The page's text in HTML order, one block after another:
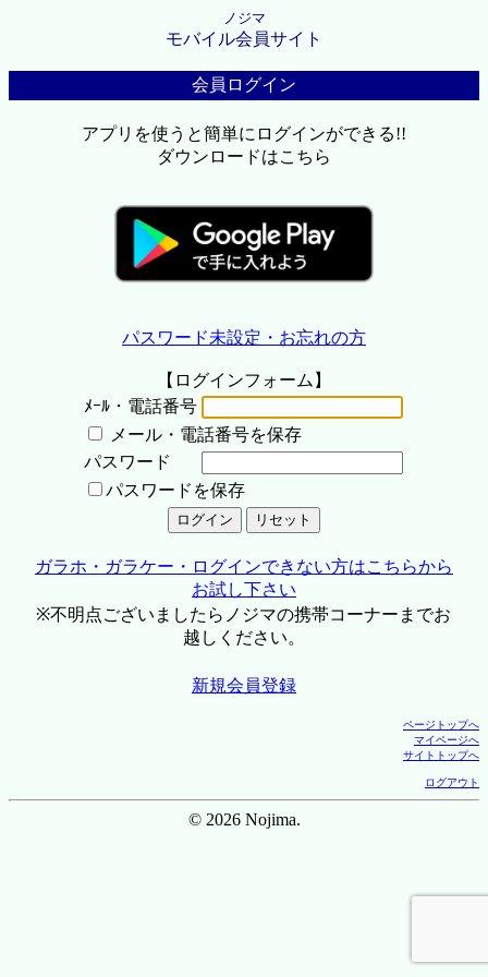
ノジマ
モバイル会員サイト
会員ログイン
アプリを使うと簡単にログインができる!!
ダウンロードはこちら
パスワード未設定・お忘れの方
【ログインフォーム】
ﾒｰﾙ・電話番号
メール・電話番号を保存
パスワード
パスワードを保存
ガラホ・ガラケー・ログインできない方はこちらから
お試し下さい
※不明点ございましたらノジマの携帯コーナーまでお
越しください。
新規会員登録
ページトップへ
マイページへ
サイトトップへ
ログアウト
© 2026 Nojima.